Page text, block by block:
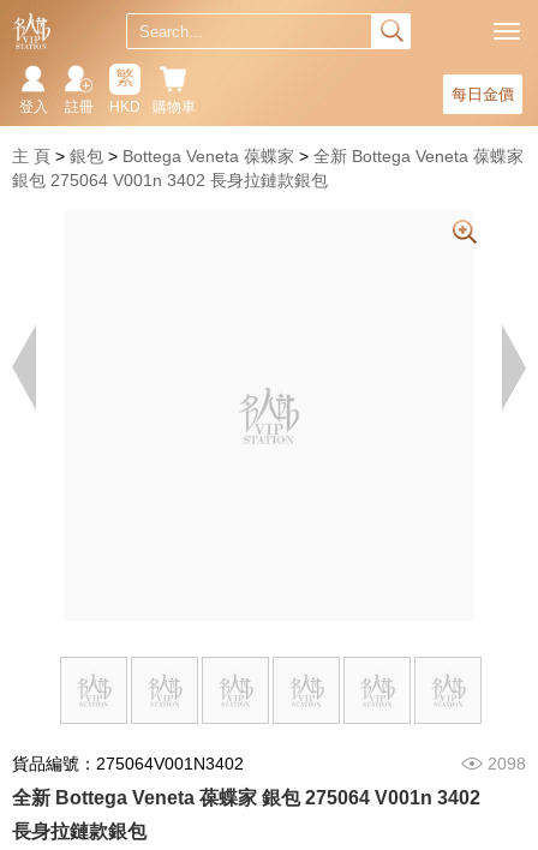
每日金價
購物車
繁
HKD
註冊
登入
主 頁 銀包 Bottega Veneta 葆蝶家
全新 Bottega Veneta 葆蝶家
銀包 275064 V001n 3402 長身拉鏈款銀包
貨品編號：275064V001N3402 2098
全新 Bottega Veneta 葆蝶家 銀包 275064 V001n 3402
長身拉鏈款銀包